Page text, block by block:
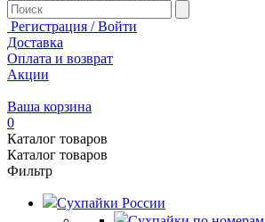
Регистрация / Войти
Доставка
Оплата и возврат
Акции
Ваша корзина
0
Каталог товаров
Каталог товаров
Фильтр
Сухпайки России